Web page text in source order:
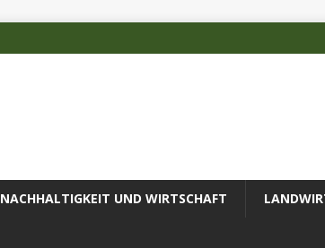
NACHHALTIGKEIT UND WIRTSCHAFT